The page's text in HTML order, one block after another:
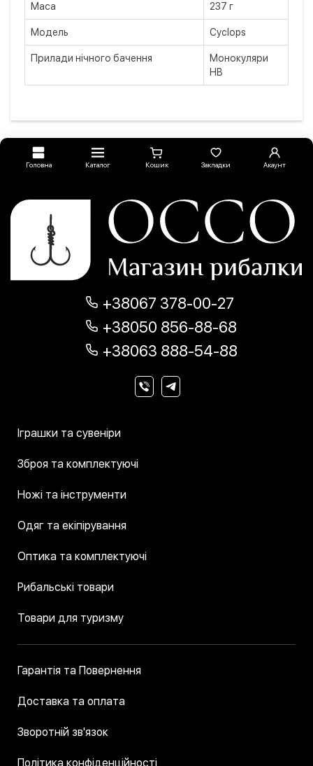
Маса 237 г
Модель Cyclops
Прилади нічного бачення
Монокуляри
НВ
Головна Каталог Кошик Закладки Акаунт
+38067 378-00-27
+38050 856-88-68
+38063 888-54-88
Іграшки та сувеніри
Зброя та комплектуючі
Ножі та інструменти
Одяг та екіпірування
Оптика та комплектуючі
Рибальські товари
Товари для туризму
Гарантія та Повернення
Доставка та оплата
Зворотній зв'язок
Політика конфіденційності